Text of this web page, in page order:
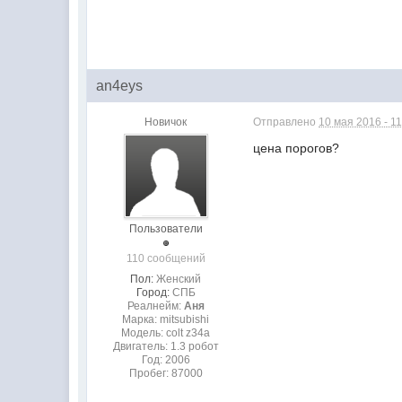
an4eys
Новичок
Пользователи
110 сообщений
Пол: Женский
Город: СПБ
Реалнейм: Аня
Марка: mitsubishi
Модель: colt z34a
Двигатель: 1.3 робот
Год: 2006
Пробег: 87000
Отправлено 10 мая 2016 -
цена порогов?